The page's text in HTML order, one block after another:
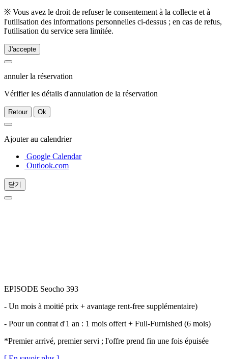
※ Vous avez le droit de refuser le consentement à la collecte et à
l'utilisation des informations personnelles ci-dessus ; en cas de refus,
l'utilisation du service sera limitée.
J'accepte
annuler la réservation
Vérifier les détails d'annulation de la réservation
Retour Ok
Ajouter au calendrier
Google Calendar
Outlook.com
닫기
EPISODE Seocho 393
- Un mois à moitié prix + avantage rent-free supplémentaire)
- Pour un contrat d'1 an : 1 mois offert + Full-Furnished (6 mois)
*Premier arrivé, premier servi ; l'offre prend fin une fois épuisée